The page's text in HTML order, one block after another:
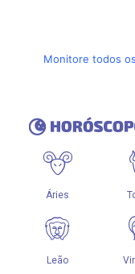
Monitore todos